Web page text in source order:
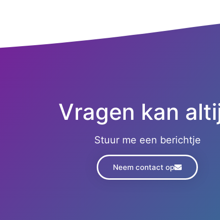
Vragen kan
Stuur me een berichtje
Neem contact op